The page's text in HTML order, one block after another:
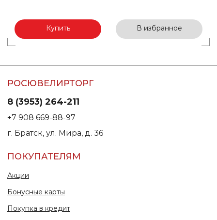
Купить В избранное
РОСЮВЕЛИРТОРГ
8 (3953) 264-211
+7 908 669-88-97
г. Братск, ул. Мира, д. 36
ПОКУПАТЕЛЯМ
Акции
Бонусные карты
Покупка в кредит